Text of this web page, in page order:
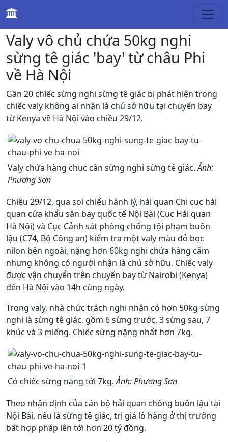
Pháp luật
Valy vô chủ chứa 50kg nghi
sừng tê giác 'bay' từ châu Phi
về Hà Nội
Gần 20 chiếc sừng nghi sừng tê giác bị phát hiện trong
chiếc valy không ai nhận là chủ sở hữu tại chuyến bay
từ Kenya về Hà Nội vào chiều 29/12.
Valy chứa hàng chục cân sừng nghi sừng tê giác.Ảnh:
Phương Sơn
Chiều 29/12, qua soi chiếu hành lý, hải quan Chi cục hải
quan cửa khẩu sân bay quốc tế Nội Bài (Cục Hải quan
Hà Nội) và Cục Cảnh sát phòng chống tội phạm buôn
lậu (C74, Bộ Công an) kiểm tra một valy màu đỏ bọc
nilon bên ngoài, nặng hơn 60kg nghi chứa hàng cấm
nhưng không có người nhận là chủ sở hữu. Chiếc valy
được vận chuyển trên chuyến bay từ Nairobi (Kenya)
đến Hà Nội vào 14h cùng ngày.
Trong valy, nhà chức trách nghi nhận có hơn 50kg sừng
nghi là sừng tê giác, gồm 6 sừng trước, 3 sừng sau, 7
khúc và 3 miếng. Chiếc sừng nặng nhất hơn 7kg.
Có chiếc sừng nặng tới 7kg.Ảnh: Phương Sơn
Theo nhận định của cán bộ hải quan chống buôn lậu tại
Nội Bài, nếu là sừng tê giác, trị giá lô hàng ở thị trường
bất hợp pháp lên tới hơn 20 tỷ đồng.